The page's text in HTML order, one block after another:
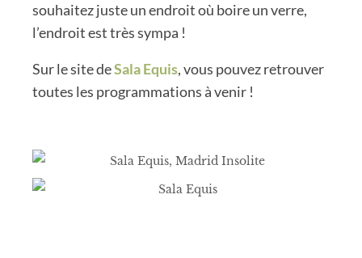
souhaitez juste un endroit où boire un verre,
l’endroit est très sympa !
Sur le site deSala Equis, vous pouvez retrouver
toutes les programmations à venir !